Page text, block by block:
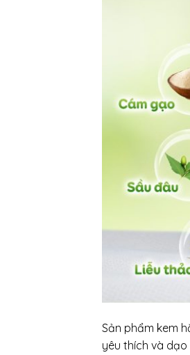
Sản phẩm kem
yêu thích và